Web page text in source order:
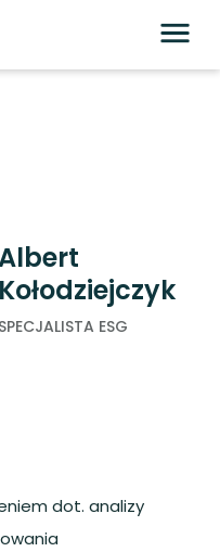
Kołodziejczyk
SPECJALISTA ESG
dot. analizy